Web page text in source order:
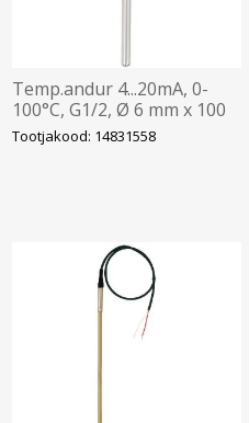
Temp.andur 4...20mA, 0-
100°C, G1/2, Ø 6 mm x 100
mm, pistik M12 4-pin,
Stainless steel 1.4435, WIKA
Tootjakood: 14831558